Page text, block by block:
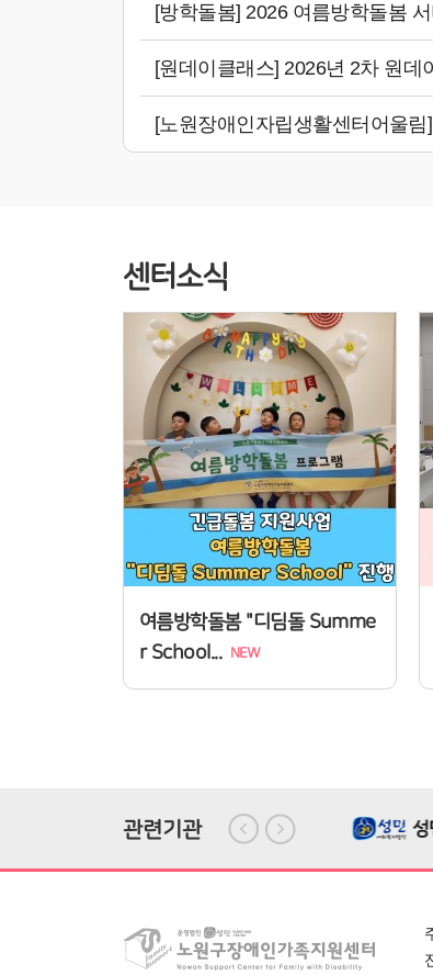
[방학돌봄] 2026 여름방학돌봄
[원데이클래스] 2026년 2차 원데
[노원장애인자립생활센터어울
센터소식
여름방학돌봄 "디딤돌 Summe
r School...
NEW
관련기관